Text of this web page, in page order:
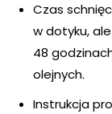
Czas
w dotyku,
48
olejnych.
Instrukcja